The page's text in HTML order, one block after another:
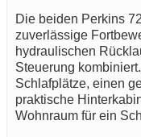
Die beiden Perkins
zuverlässige
hydraulischen
Steuerung
Schlafplätze, einen
praktische
Wohnraum für ein